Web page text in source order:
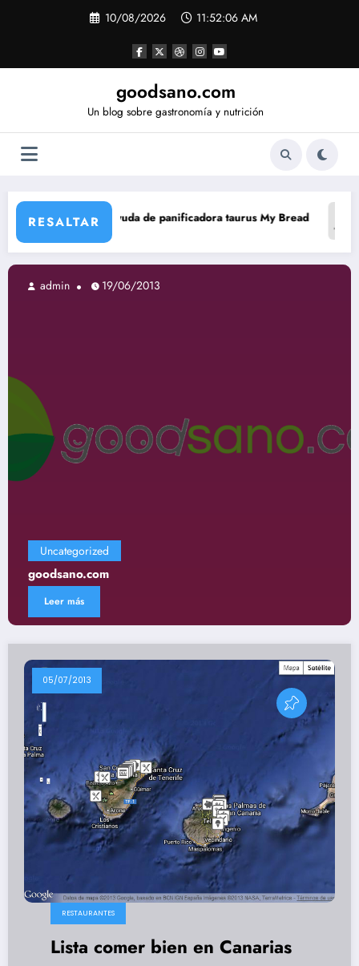
10/08/2026 11:52:07 AM
goodsano.com
Un blog sobre gastronomía y nutrición
RESALTAR
de panificadora taurus My Bread Tartas árabes sin
05/07/2013
RESTAURANTES
Lista comer bien en Canarias